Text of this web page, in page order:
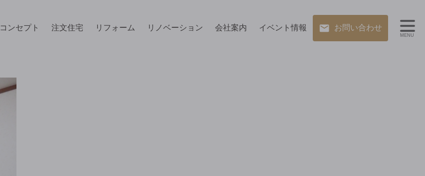
コンセプト 注文住宅 リフォーム リノベーション 会社案内 イベント情報 お問い合わせ
MENU